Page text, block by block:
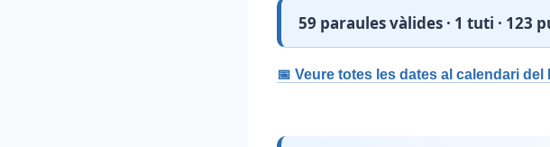
59 paraules vàlides · 1 tuti · 123
📅 Veure totes les dates al calendari